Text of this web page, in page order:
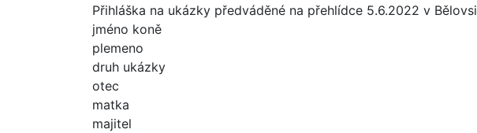
Přihláška na ukázky předváděné na přehlídce 5.6.2022 v Bělovsi
jméno koně
plemeno
druh ukázky
otec
matka
majitel